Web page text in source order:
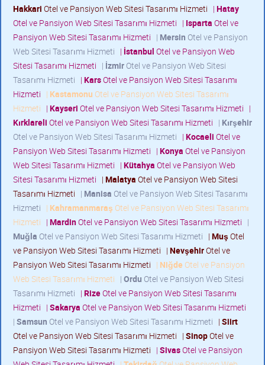
Hakkari Otel ve Pansiyon Web Sitesi Tasarımı Hizmeti | Hatay
Otel ve Pansiyon Web Sitesi Tasarımı Hizmeti | Isparta Otel ve
Pansiyon Web Sitesi Tasarımı Hizmeti | Mersin Otel ve Pansiyon
Web Sitesi Tasarımı Hizmeti | İstanbul Otel ve Pansiyon Web
Sitesi Tasarımı Hizmeti | İzmir Otel ve Pansiyon Web Sitesi
Tasarımı Hizmeti | KarsOtel ve Pansiyon Web Sitesi Tasarımı
Hizmeti | Kastamonu Otel ve Pansiyon Web Sitesi Tasarımı
Hizmeti | Kayseri Otel ve Pansiyon Web Sitesi Tasarımı Hizmeti |
Kırklareli Otel ve Pansiyon Web Sitesi Tasarımı Hizmeti | Kırşehir
Otel ve Pansiyon Web Sitesi Tasarımı Hizmeti | Kocaeli Otel ve
Pansiyon Web Sitesi Tasarımı Hizmeti | Konya Otel ve Pansiyon
Web Sitesi Tasarımı Hizmeti | Kütahya Otel ve Pansiyon Web
Sitesi Tasarımı Hizmeti | Malatya Otel ve Pansiyon Web Sitesi
Tasarımı Hizmeti | Manisa Otel ve Pansiyon Web Sitesi Tasarımı
Hizmeti | Kahramanmaraş Otel ve Pansiyon Web Sitesi Tasarımı
Hizmeti | MardinOtel ve Pansiyon Web Sitesi Tasarımı Hizmeti |
Muğla Otel ve Pansiyon Web Sitesi Tasarımı Hizmeti | MuşOtel
ve Pansiyon Web Sitesi Tasarımı Hizmeti | NevşehirOtel ve
Pansiyon Web Sitesi Tasarımı Hizmeti | Niğde Otel ve Pansiyon
Web Sitesi Tasarımı Hizmeti | Ordu Otel ve Pansiyon Web Sitesi
Tasarımı Hizmeti | RizeOtel ve Pansiyon Web Sitesi Tasarımı
Hizmeti | Sakarya Otel ve Pansiyon Web Sitesi Tasarımı Hizmeti
| Samsun Otel ve Pansiyon Web Sitesi Tasarımı Hizmeti | Siirt
Otel ve Pansiyon Web Sitesi Tasarımı Hizmeti | SinopOtel ve
Pansiyon Web Sitesi Tasarımı Hizmeti | SivasOtel ve Pansiyon